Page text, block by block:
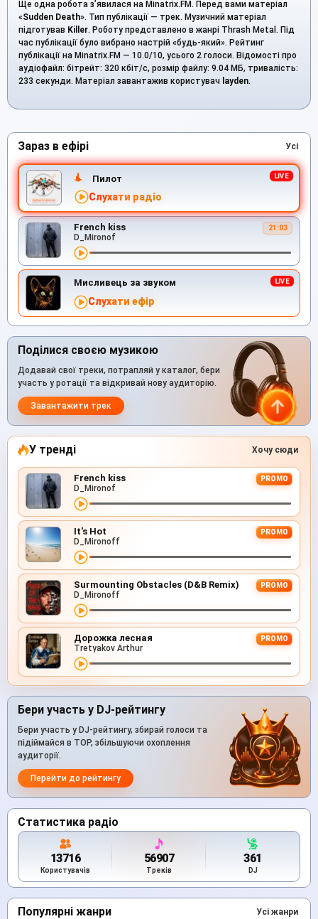
Ще одна робота з’явилася на Minatrix.FM. Перед вами матеріал
«Sudden Death». Тип публікації — трек. Музичний матеріал
підготував Killer. Роботу представлено в жанрі Thrash Metal. Під
час публікації було вибрано настрій «будь-який». Рейтинг
публікації на Minatrix.FM — 10.0/10, усього 2 голоси. Відомості про
аудіофайл: бітрейт: 320 кбіт/с, розмір файлу: 9.04 МБ, тривалість:
233 секунди. Матеріал завантажив користувач layden.
Зараз в ефірі Усі
Пилот
Слухати радіо
French kiss 21:03
D_Mironof
Мисливець за звуком
Слухати ефір
Поділися своєю музикою
Додавай свої треки, потрапляй у каталог, бери
участь у ротації та відкривай нову аудиторію.
Завантажити трек
У тренді Хочу сюди
French kiss PROMO
D_Mironof
It's Hot PROMO
D_Mironoff
Surmounting Obstacles (D&B Remix) PROMO
D_Mironoff
Дорожка лесная PROMO
Tretyakov Arthur
Бери участь у DJ-рейтингу
Бери участь у DJ-рейтингу, збирай голоси та
підіймайся в TOP, збільшуючи охоплення
аудиторії.
Перейти до рейтингу
Статистика радіо
13716
Користувачів
56907
Треків
361
DJ
Популярні жанри Усі жанри